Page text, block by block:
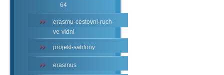
64
erasmu-cestovni-ruch-
ve-vidni
projekt-sablony
erasmus